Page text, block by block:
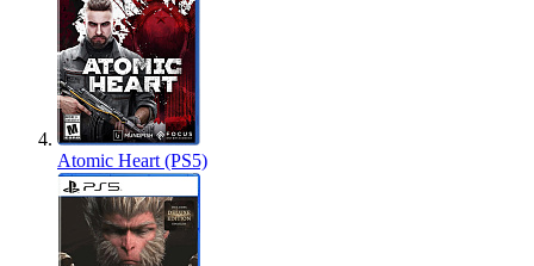
Atomic Heart (PS5)